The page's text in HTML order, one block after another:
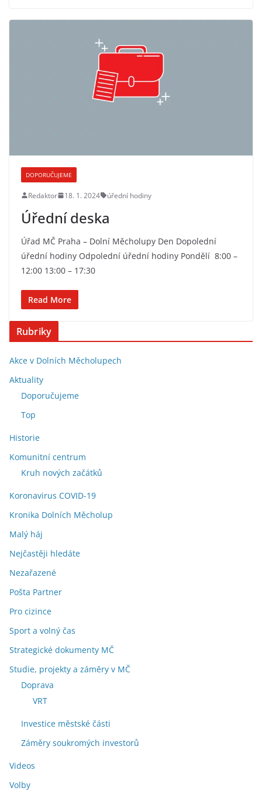
DOPORUČUJEME
Redaktor 18. 1. 2024 úřední hodiny
Úřední deska
Úřad MČ Praha – Dolní Měcholupy Den Dopolední
úřední hodiny Odpolední úřední hodiny Pondělí 8:00 –
12:00 13:00 – 17:30
Read More
Rubriky
Akce v Dolních Měcholupech
Aktuality
Doporučujeme
Top
Historie
Komunitní centrum
Kruh nových začátků
Koronavirus COVID-19
Kronika Dolních Měcholup
Malý háj
Nejčastěji hledáte
Nezařazené
Pošta Partner
Pro cizince
Sport a volný čas
Strategické dokumenty MČ
Studie, projekty a záměry v MČ
Doprava
VRT
Investice městské části
Záměry soukromých investorů
Videos
Volby